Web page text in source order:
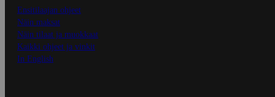
Ensitilaajan ohjeet
Näin maksat
Näin tilaat ja muokkaat
Kaikki ohjeet ja vinkit
In English